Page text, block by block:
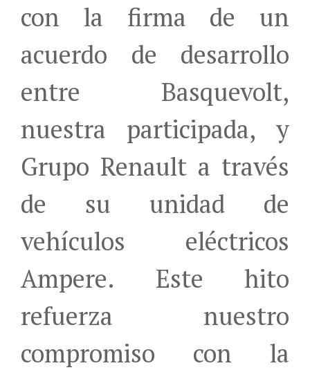
con la firma de un
acuerdo de desarrollo
entre Basquevolt,
nuestra participada, y
Grupo Renault a través
de su unidad de
vehículos eléctricos
Ampere. Este hito
refuerza nuestro
compromiso con la